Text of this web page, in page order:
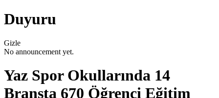
Duyuru
Gizle
No announcement yet.
Yaz Spor Okullarında 14
Branşta 670 Öğrenci Eğitim